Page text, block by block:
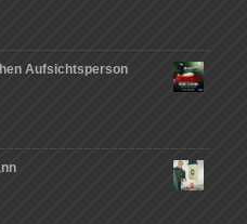
Aufsichtsperson